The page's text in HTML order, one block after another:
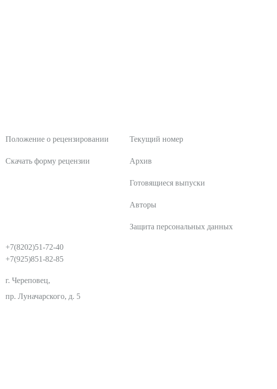
Положение о рецензировании
Скачать форму рецензии
Текущий номер
Архив
Готовящиеся выпуски
Авторы
+7(8202)51-72-40
+7(925)851-82-85
г. Череповец,
пр. Луначарского, д. 5
Защита персональных данных